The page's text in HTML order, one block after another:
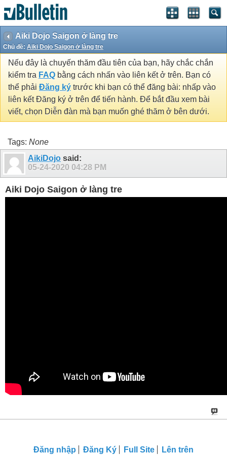
Aiki Dojo Saigon ở làng tre
Chủ đề: Aiki Dojo Saigon ở làng tre
Nếu đây là chuyến thăm đầu tiên của bạn, hãy chắc chắn
kiểm tra FAQ bằng cách nhấn vào liên kết ở trên. Bạn có
thể phải Đăng ký trước khi bạn có thể đăng bài: nhấp vào
liên kết Đăng ký ở trên để tiến hành. Để bắt đầu xem bài
viết, chọn Diễn đàn mà bạn muốn ghé thăm ở bên dưới.
Tags: None
AikiDojo said:
05-24-2020 04:28 PM
Aiki Dojo Saigon ở làng tre
Đăng nhập Đăng Ký Full Site Lên trên